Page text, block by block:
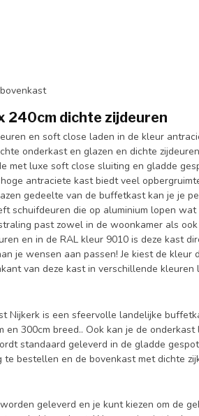
dichte zijdeuren
en soft close laden in de kleur
onderkast en glazen en dichte
met luxe soft close sluiting en gladde
antraciete kast biedt veel
gedeelte van de buffetkast kan je je
schuifdeuren die op aluminium lopen wat
past zowel in de woonkamer als ook
en in de RAL kleur 9010 is deze kast
je wensen aan passen! Je kiest de kleur
van deze kast in verschillende kleuren
Nijkerk is een sfeervolle landelijke
en 300cm breed.. Ook kan je de
standaard geleverd in de gladde
bestellen en de bovenkast met dichte
geleverd en je kunt kiezen om de